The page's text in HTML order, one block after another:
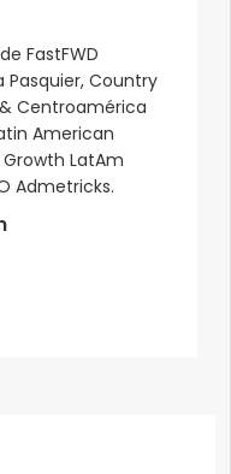
FastFWD
Pasquier, Country
Centroamérica
American
Growth LatAm
Admetricks.